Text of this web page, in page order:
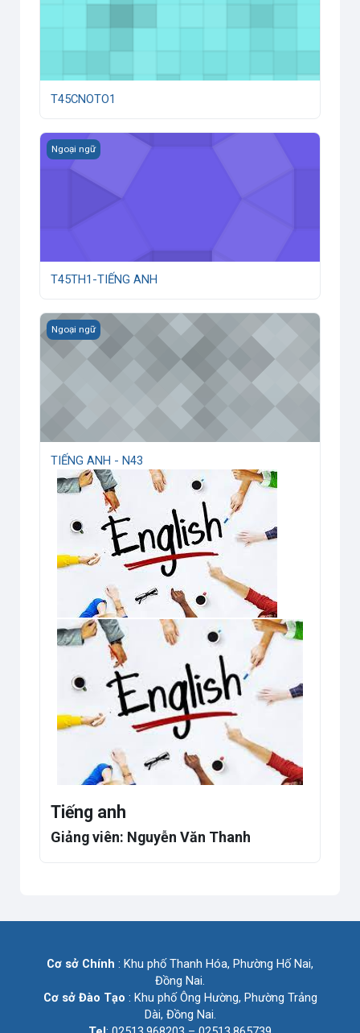
T45CNOTO1
T45TH1-TIẾNG ANH
Ngoại ngữ
T45TH1-TIẾNG ANH
TIẾNG ANH - N43
Ngoại ngữ
TIẾNG ANH - N43
Tiếng anh
Giảng viên: Nguyễn Văn Thanh
Cơ sở Chính : Khu phố Thanh Hóa, Phường Hố Nai,
Đồng Nai.
Cơ sở Đào Tạo : Khu phố Ông Hường, Phường Trảng
Dài, Đồng Nai.